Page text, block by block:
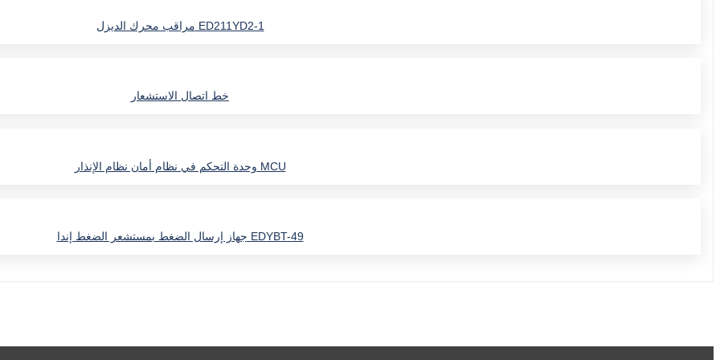
مراقب محرك الديزل ED211YD2-1
خط اتصال الاستشعار
وحدة التحكم في نظام أمان نظام الإنذار MCU
جهاز إرسال الضغط بمستشعر الضغط إندا EDYBT-49